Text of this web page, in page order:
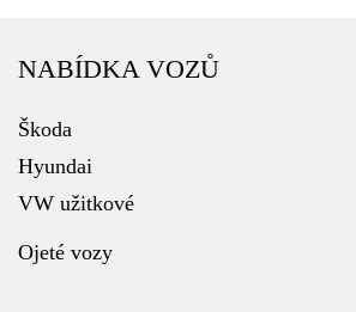
NABÍDKA VOZŮ
Škoda
Hyundai
VW užitkové
Ojeté vozy